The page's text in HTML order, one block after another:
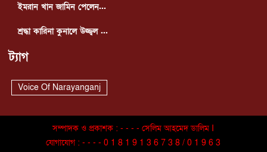
ইমরান খান জামিন পেলেন...
শ্রদ্ধা কারিনা কুনালে উজ্জ্বল ...
ট্যাগ
Voice Of Narayanganj
সম্পাদক ও প্রকাশক : - - - - সেলিম আহমেদ ডালিম I
যোগাযোগ : - - - - 0 1 8 1 9 1 3 6 7 3 8 / 0 1 9 6 3